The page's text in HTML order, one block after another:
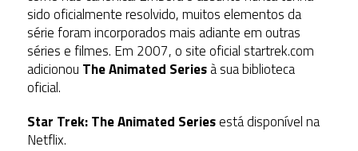
sido oficialmente resolvido, muitos elementos da
série foram incorporados mais adiante em outras
séries e filmes. Em 2007, o site oficial startrek.com
adicionou The Animated Seriesà sua biblioteca
oficial.
Star Trek: The Animated Seriesestá disponível na
Netflix.